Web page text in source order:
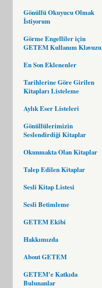
Gönüllü Okuyucu Olmak
İstiyorum
Görme Engelliler için
GETEM Kullanım Klavuzu
En Son Eklenenler
Tarihlerine Göre Girilen
Kitapları Listeleme
Aylık Eser Listeleri
Gönüllülerimizin
Seslendirdiği Kitaplar
Okunmakta Olan Kitaplar
Talep Edilen Kitaplar
Sesli Kitap Listesi
Sesli Betimleme
GETEM Ekibi
Hakkımızda
About GETEM
GETEM'e Katkıda
Bulunanlar